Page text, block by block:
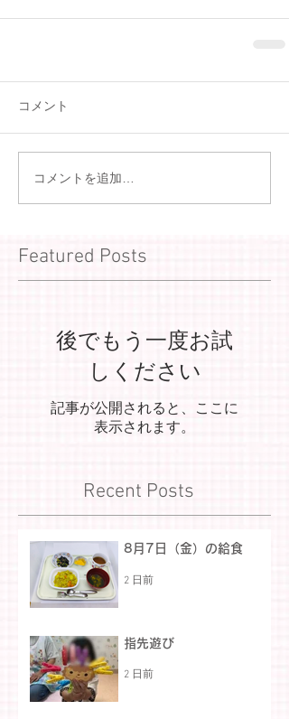
コメント
コメントを追加…
Featured Posts
後でもう一度お試
しください
記事が公開されると、ここに
表示されます。
Recent Posts
8月7日（金）の給食
2 日前
指先遊び
2 日前